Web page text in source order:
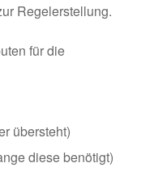
Regelerstellung.
für die
übersteht)
diese benötigt)